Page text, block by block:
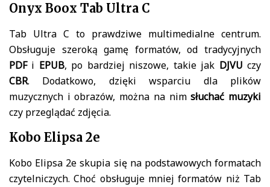
Onyx Boox Tab Ultra C
Tab Ultra C to prawdziwe multimedialne centrum.
Obsługuje szeroką gamę formatów, od tradycyjnych
PDFi EPUB, po bardziej niszowe, takie jak DJVU czy
CBR. Dodatkowo, dzięki wsparciu dla plików
muzycznych i obrazów, można na nimsłuchać muzyki
czy przeglądać zdjęcia.
Kobo Elipsa 2e
Kobo Elipsa 2e skupia się na podstawowych formatach
czytelniczych. Choć obsługuje mniej formatów niż Tab